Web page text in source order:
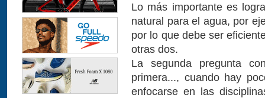
Lo más importante es
natural para el agua, por
por lo que debe ser
otras dos.
La segunda pregunta
primera..., cuando hay
enfocarse en las